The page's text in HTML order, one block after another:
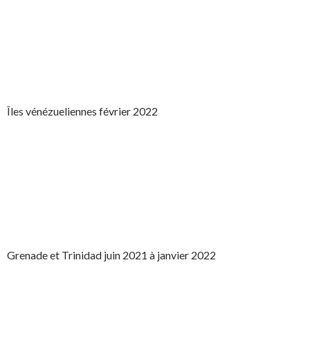
Îles vénézueliennes février 2022
Grenade et Trinidad juin 2021 à janvier 2022